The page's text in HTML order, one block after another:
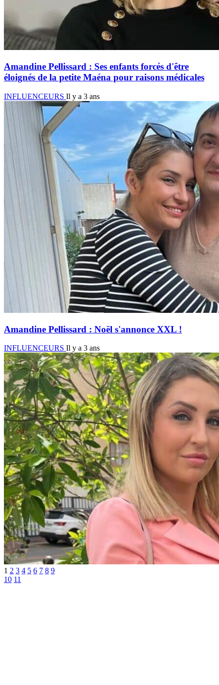
Amandine Pellissard : Ses enfants forcés d'être
éloignés de la petite Maéna pour raisons médicales
INFLUENCEURS Il y a 3 ans
Amandine Pellissard : Noël s'annonce XXL !
INFLUENCEURS Il y a 3 ans
1 2 3 4 5 6 7 8 9
10 11